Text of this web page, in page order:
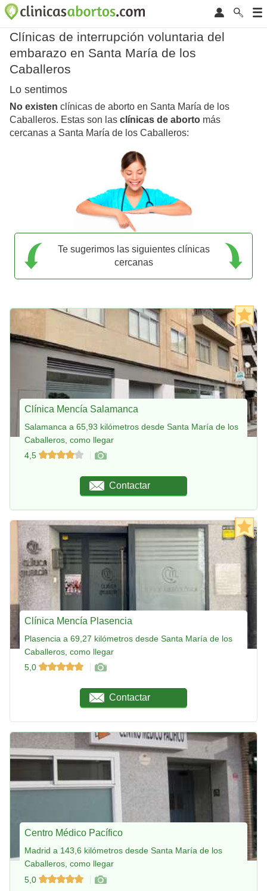
Clínicas de interrupción voluntaria del
embarazo en Santa María de los
Caballeros
Lo sentimos
No existen clínicas de aborto en Santa María de los
Caballeros. Estas son las clínicas de aborto más
cercanas a Santa María de los Caballeros:
Te sugerimos las siguientes clínicas
cercanas
Clínica Mencía Salamanca
Salamanca a 65,93 kilómetros desde Santa María de los
Caballeros, como llegar
4,5
Contactar
Clínica Mencía Plasencia
Plasencia a 69,27 kilómetros desde Santa María de los
Caballeros, como llegar
5,0
Contactar
Centro Médico Pacífico
Madrid a 143,6 kilómetros desde Santa María de los
Caballeros, como llegar
5,0